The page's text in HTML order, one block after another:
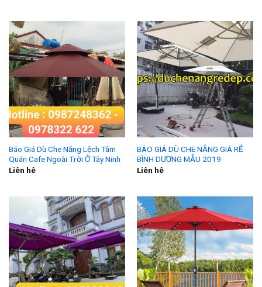
Báo Giá Dù Che Nắng Lệch Tâm
Quán Cafe Ngoài Trời Ở Tây Ninh
Liên hê
BÁO GIÁ DÙ CHE NẮNG GIÁ RẺ
BÌNH DƯƠNG MẪU 2019
Liên hê